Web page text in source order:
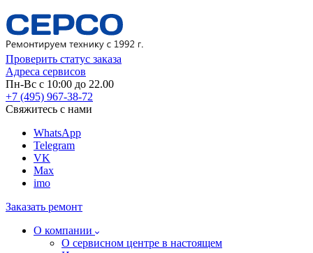
Проверить статус заказа
Адреса сервисов
Пн-Вс с 10:00 до 22.00
+7 (495) 967-38-72
Свяжитесь с нами
WhatsApp
Telegram
VK
Max
imo
Заказать ремонт
О компании
О сервисном центре в настоящем